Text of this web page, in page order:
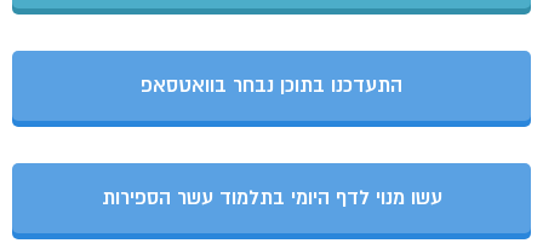
התעדכנו בתוכן נבחר בוואטסאפ
עשו מנוי לדף היומי בתלמוד עשר הספירות